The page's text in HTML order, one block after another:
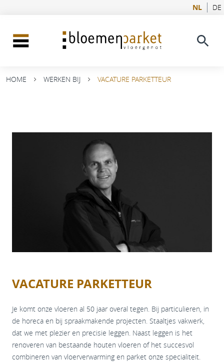
NL DE
HOME WERKEN BIJ VACATURE PARKETTEUR
VACATURE PARKETTEUR
Je komt onze vloeren al 50 jaar overal tegen. Bij particulieren, in
de horeca en bij spraakmakende projecten. Staaltjes vakwerk,
dat we met plezier en precisie leggen. Naast leggen is het
renoveren van bestaande houten vloeren of het succesvol
combineren van vloerverwarming en parket onze specialiteit.